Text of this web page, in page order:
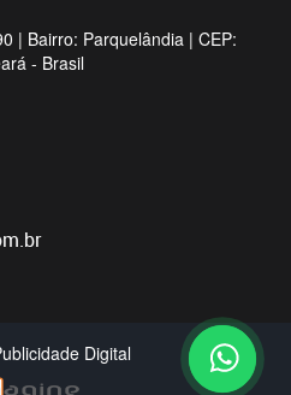
| Bairro: Parquelândia | CEP:
- Brasil
Digital